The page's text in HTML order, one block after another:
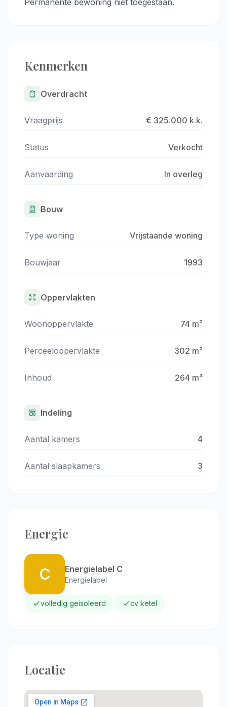
Permanente bewoning niet toegestaan.
Kenmerken
Overdracht
Vraagprijs € 325.000 k.k.
Status Verkocht
Aanvaarding In overleg
Bouw
Type woning Vrijstaande woning
Bouwjaar 1993
Oppervlakten
Woonoppervlakte 74 m²
Perceeloppervlakte 302 m²
Inhoud 264 m³
Indeling
Aantal kamers 4
Aantal slaapkamers 3
Energie
C Energielabel C
Energielabel
volledig geisoleerd cv ketel
Locatie